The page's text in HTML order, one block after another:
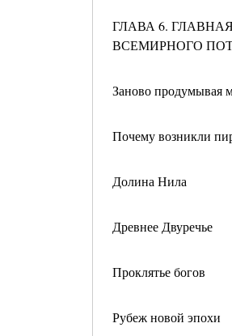
ГЛАВА 6.
ВСЕМИРНОГО
Заново
Почему возникли
Долина Нила
Древнее Двуречье
Проклятье богов
Рубеж новой эпохи